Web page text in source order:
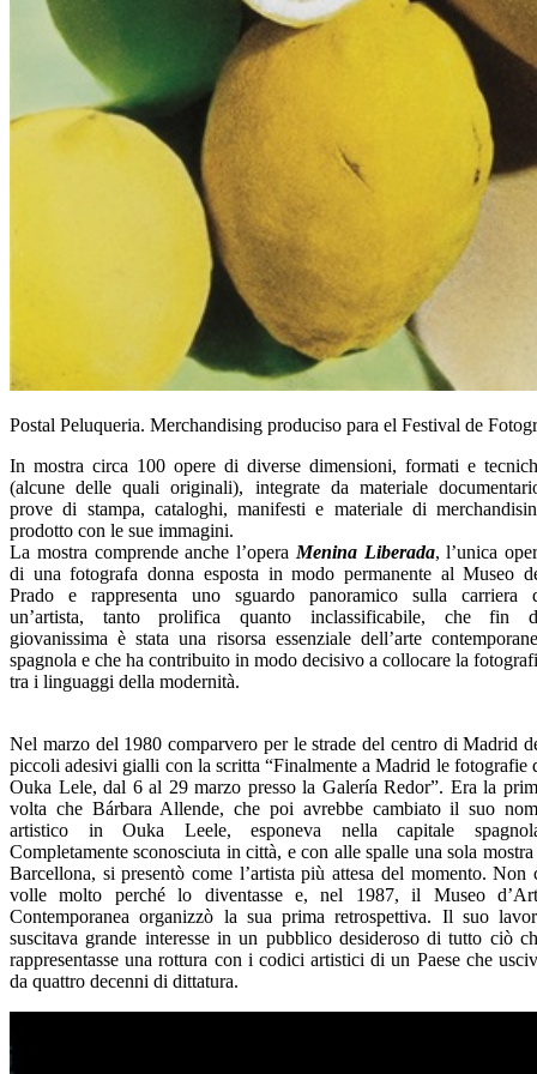
Postal Peluqueria. Merchandising produciso para el Festival de
In mostra circa 100 opere di diverse dimensioni, formati e
(alcune delle quali originali), integrate da materiale
prove di stampa, cataloghi, manifesti e materiale di
prodotto con le sue immagini.
La mostra comprende anche l’opera Menina Liberada, l’unica
di una fotografa donna esposta in modo permanente al Museo
Prado e rappresenta uno sguardo panoramico sulla carriera
un’artista, tanto prolifica quanto inclassificabile, che fin
giovanissima è stata una risorsa essenziale dell’arte
spagnola e che ha contribuito in modo decisivo a collocare la
tra i linguaggi della modernità.
Nel marzo del 1980 comparvero per le strade del centro di Madrid
piccoli adesivi gialli con la scritta “Finalmente a Madrid le fotografie
Ouka Lele, dal 6 al 29 marzo presso la Galería Redor”. Era la
volta che Bárbara Allende, che poi avrebbe cambiato il suo
artistico in Ouka Leele, esponeva nella capitale
Completamente sconosciuta in città, e con alle spalle una sola mostra
Barcellona, si presentò come l’artista più attesa del momento. Non
volle molto perché lo diventasse e, nel 1987, il Museo
Contemporanea organizzò la sua prima retrospettiva. Il suo
suscitava grande interesse in un pubblico desideroso di tutto ciò
rappresentasse una rottura con i codici artistici di un Paese che
da quattro decenni di dittatura.